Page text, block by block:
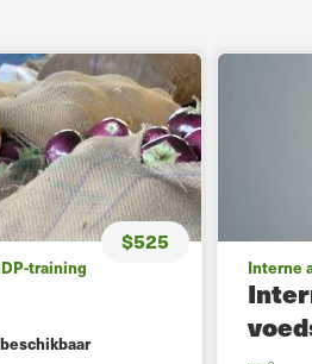
$525
training Interne